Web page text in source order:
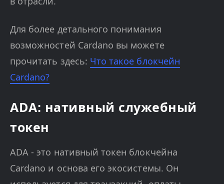
Для более детального понимания
возможностей Cardano вы можете
прочитать здесь: Что такое блокчейн
Cardano?
ADA: нативный служебный
токен
ADA - это нативный токен блокчейна
Cardano и основа его экосистемы. Он